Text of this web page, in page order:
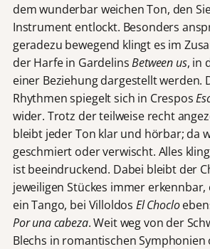
dem wunderbar weichen Ton, den
Instrument entlockt. Besonders
geradezu bewegend klingt es im
der Harfe in GardelinsBetween us, in
einer Beziehung dargestellt werden.
Rhythmen spiegelt sich in Crespos
wider. Trotz der teilweise recht
bleibt jeder Ton klar und hörbar; da
geschmiert oder verwischt. Alles
ist beeindruckend. Dabei bleibt der
jeweiligen Stückes immer erkennbar,
ein Tango, bei Villoldos El Choclo
Por una cabeza. Weit weg von der
Blechs in romantischen